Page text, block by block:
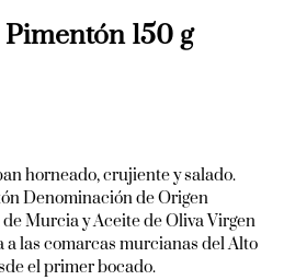
150 g
horneado, crujiente y salado.
Denominación de Origen
Murcia y Aceite de Oliva Virgen
a las comarcas murcianas del Alto
el primer bocado.